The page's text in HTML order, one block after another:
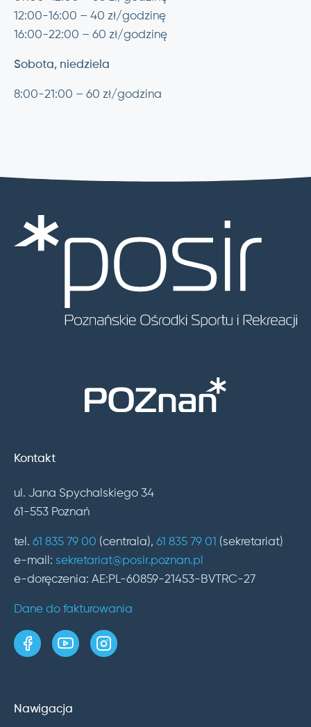
12:00-16:00 – 40 zł/godzinę
16:00-22:00 – 60 zł/godzinę
Sobota, niedziela
8:00-21:00 – 60 zł/godzina
Kontakt
ul. Jana Spychalskiego 34
61-553 Poznań
tel. 61 835 79 00 (centrala), 61 835 79 01 (sekretariat)
e-mail: sekretariat@posir.poznan.pl
e-doręczenia: AE:PL-60859-21453-BVTRC-27
Dane do fakturowania
strona w serwisie Facebook
kanał w serwisie YouTube
profil w serwisie Instagram
Nawigacja